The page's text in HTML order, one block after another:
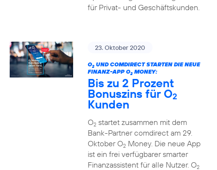
für Privat- und Geschäftskunden.
23. Oktober 2020
O2UND COMDIRECT STARTEN DIE NEUE
FINANZ-APP O2MONEY:
Bis zu 2 Prozent
Bonuszins für O2
Kunden
O2startet zusammen mit dem
Bank-Partner comdirect am 29.
Oktober O2Money. Die neue App
ist ein frei verfügbarer smarter
Finanzassistent für alle Nutzer. O2